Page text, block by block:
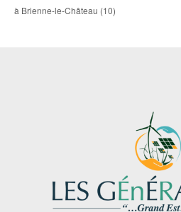
à Brienne-le-Château (10)